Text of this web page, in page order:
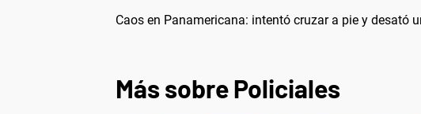
Caos en Panamericana: intentó cruzar a pie y desató
Más sobre Policiales